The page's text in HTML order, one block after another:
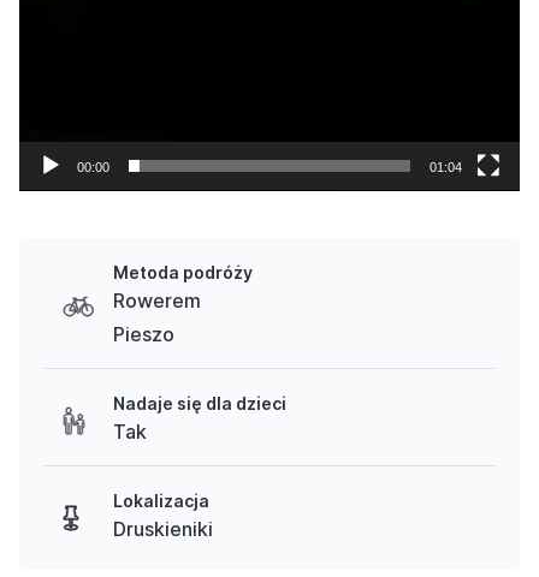
00:00 01:04
Metoda podróży
Rowerem
Pieszo
Nadaje się dla dzieci
Tak
Lokalizacja
Druskieniki